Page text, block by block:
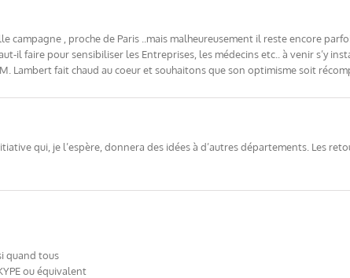
campagne , proche de Paris ..mais malheureusement il reste encore
il faire pour sensibiliser les Entreprises, les médecins etc.. à venir s’y
Lambert fait chaud au coeur et souhaitons que son optimisme soit
qui, je l’espère, donnera des idées à d’autres départements. Les
quand tous
ou équivalent